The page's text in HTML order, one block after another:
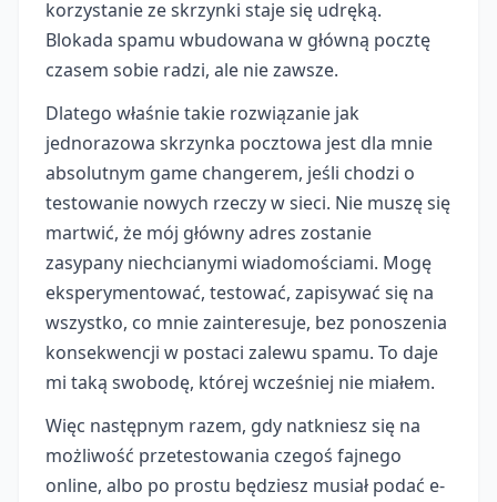
korzystanie ze skrzynki staje się udręką.
Blokada spamu wbudowana w główną pocztę
czasem sobie radzi, ale nie zawsze.
Dlatego właśnie takie rozwiązanie jak
jednorazowa skrzynka pocztowa jest dla mnie
absolutnym game changerem, jeśli chodzi o
testowanie nowych rzeczy w sieci. Nie muszę się
martwić, że mój główny adres zostanie
zasypany niechcianymi wiadomościami. Mogę
eksperymentować, testować, zapisywać się na
wszystko, co mnie zainteresuje, bez ponoszenia
konsekwencji w postaci zalewu spamu. To daje
mi taką swobodę, której wcześniej nie miałem.
Więc następnym razem, gdy natkniesz się na
możliwość przetestowania czegoś fajnego
online, albo po prostu będziesz musiał podać e-